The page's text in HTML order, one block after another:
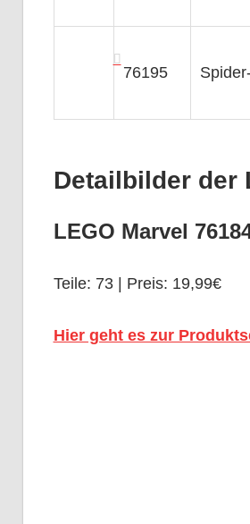
76195
Detailbilder der
LEGO Marvel
Teile: 73 | Preis: 19,99€
Hier geht es zur